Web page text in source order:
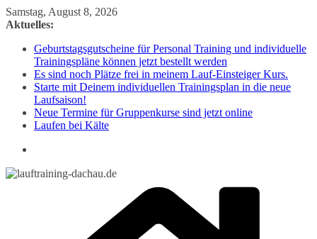
Zum
Inhalt
Samstag, August 8, 2026
Aktuelles:
Geburtstagsgutscheine für Personal Training und individuelle
Trainingspläne können jetzt bestellt werden
Es sind noch Plätze frei in meinem Lauf-Einsteiger Kurs.
Starte mit Deinem individuellen Trainingsplan in die neue
Laufsaison!
Neue Termine für Gruppenkurse sind jetzt online
Laufen bei Kälte